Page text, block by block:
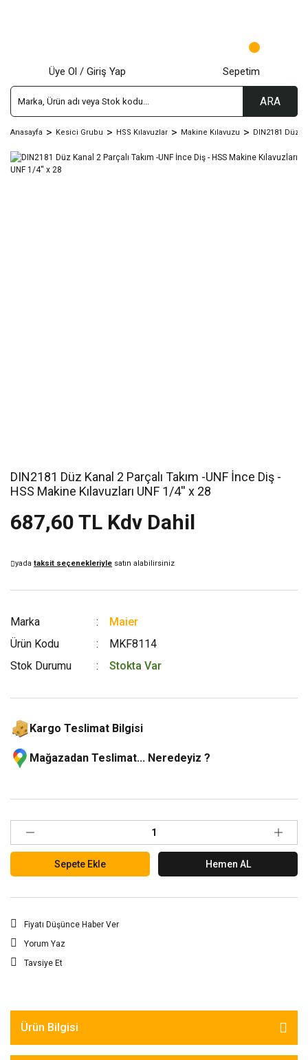
ARA
Üye Ol / Giriş Yap Sepetim
Anasayfa Kesici Grubu HSS Kılavuzlar Makine Kılavuzu DIN2181 Düz
DIN2181 Düz Kanal 2 Parçalı Takım -UNF İnce Diş -
HSS Makine Kılavuzları UNF 1/4'' x 28
687,60 TL Kdv Dahil
yada taksit seçenekleriyle satın alabilirsiniz
Marka
Maier
Ürün Kodu
MKF8114
Stok Durumu
Stokta Var
Kargo Teslimat Bilgisi
Mağazadan Teslimat... Neredeyiz ?
Sepete Ekle Hemen AL
Fiyatı Düşünce Haber Ver
Yorum Yaz
Tavsiye Et
Ürün Bilgisi